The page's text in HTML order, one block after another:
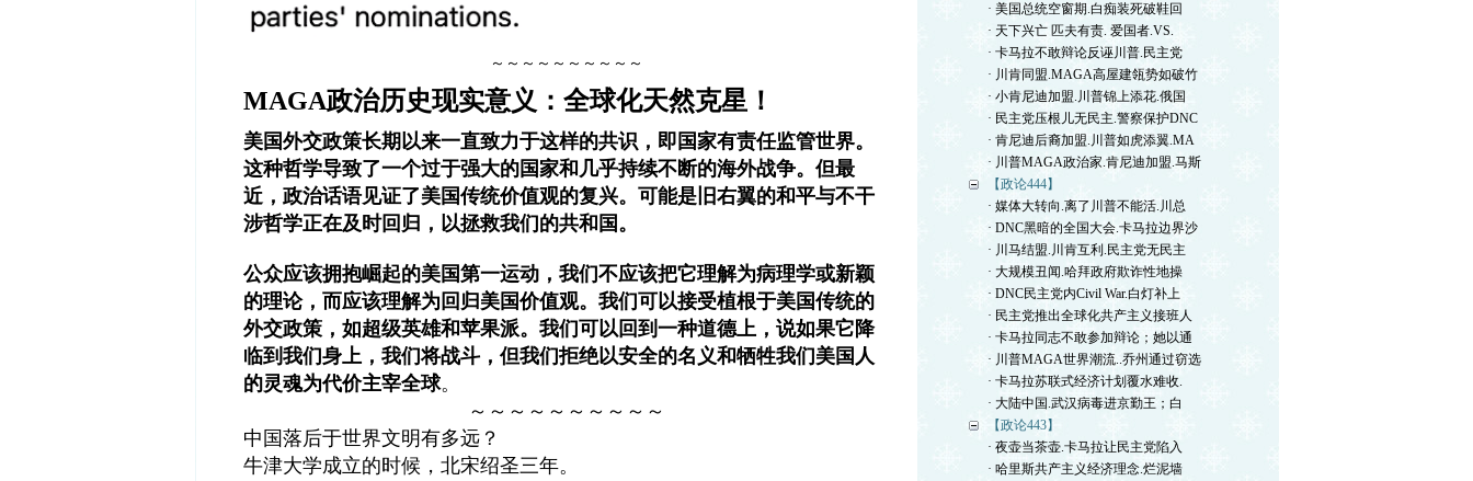
～～～～～～～～～～
MAGA政治历史现实意义：全球化天然克星！
美国外交政策长期以来一直致力于这样的共识，即国家有责任监管世界。
这种哲学导致了一个过于强大的国家和几乎持续不断的海外战争。但最
近，政治话语见证了美国传统价值观的复兴。可能是旧右翼的和平与不干
涉哲学正在及时回归，以拯救我们的共和国。
公众应该拥抱崛起的美国第一运动，我们不应该把它理解为病理学或新颖
的理论，而应该理解为回归美国价值观。我们可以接受植根于美国传统的
外交政策，如超级英雄和苹果派。我们可以回到一种道德上，说如果它降
临到我们身上，我们将战斗，但我们拒绝以安全的名义和牺牲我们美国人
的灵魂为代价主宰全球。
～～～～～～～～～～
中国落后于世界文明有多远？
牛津大学成立的时候，北宋绍圣三年。
· 美国总统空窗期.白痴装死破鞋回
· 天下兴亡 匹夫有责. 爱国者.VS.
· 卡马拉不敢辩论反诬川普.民主党
· 川肯同盟.MAGA高屋建瓴势如破竹
· 小肯尼迪加盟.川普锦上添花.俄国
· 民主党压根儿无民主.警察保护DNC
· 肯尼迪后裔加盟.川普如虎添翼.MA
· 川普MAGA政治家.肯尼迪加盟.马斯
【政论444】
· 媒体大转向.离了川普不能活.川总
· DNC黑暗的全国大会.卡马拉边界沙
· 川马结盟.川肯互利.民主党无民主
· 大规模丑闻.哈拜政府欺诈性地操
· DNC民主党内Civil War.白灯补上
· 民主党推出全球化共产主义接班人
· 卡马拉同志不敢参加辩论；她以通
· 川普MAGA世界潮流..乔州通过窃选
· 卡马拉苏联式经济计划覆水难收.
· 大陆中国.武汉病毒进京勤王；白
【政论443】
· 夜壶当茶壶.卡马拉让民主党陷入
· 哈里斯共产主义经济理念.烂泥墙